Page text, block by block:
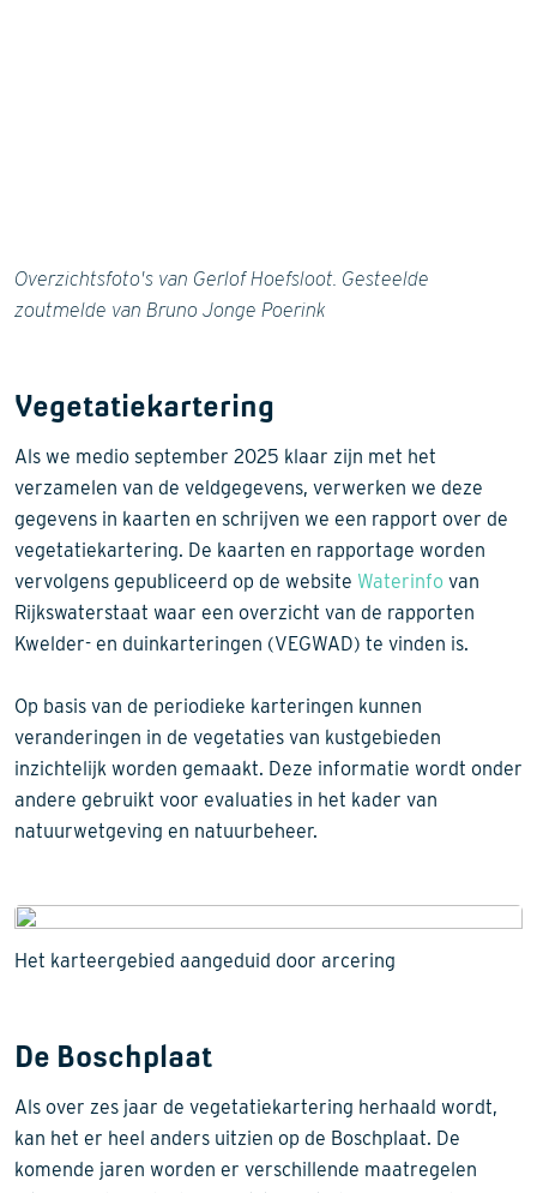
Overzichtsfoto's van Gerlof Hoefsloot. Gesteelde
zoutmelde van Bruno Jonge Poerink
Vegetatiekartering
Als we medio september 2025 klaar zijn met het
verzamelen van de veldgegevens, verwerken we deze
gegevens in kaarten en schrijven we een rapport over de
vegetatiekartering. De kaarten en rapportage worden
vervolgens gepubliceerd op de website Waterinfo van
Rijkswaterstaat waar een overzicht van de rapporten
Kwelder- en duinkarteringen (VEGWAD) te vinden is.
Op basis van de periodieke karteringen kunnen
veranderingen in de vegetaties van kustgebieden
inzichtelijk worden gemaakt. Deze informatie wordt onder
andere gebruikt voor evaluaties in het kader van
natuurwetgeving en natuurbeheer.
Het karteergebied aangeduid door arcering
De Boschplaat
Als over zes jaar de vegetatiekartering herhaald wordt,
kan het er heel anders uitzien op de Boschplaat. De
komende jaren worden er verschillende maatregelen